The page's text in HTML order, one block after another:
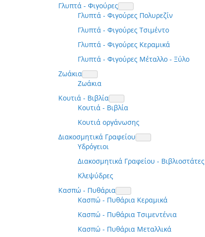
Γλυπτά - Φιγούρες
Γλυπτά - Φιγούρες Πολυρεζίν
Γλυπτά - Φιγούρες Τσιμέντο
Γλυπτά - Φιγούρες Κεραμικά
Γλυπτά - Φιγούρες Μέταλλο - Ξύλο
Ζωάκια
Ζωάκια
Κουτιά - Βιβλία
Κουτιά - Βιβλία
Κουτιά οργάνωσης
Διακοσμητικά Γραφείου
Υδρόγειοι
Διακοσμητικά Γραφείου - Βιβλιοστάτες
Κλεψύδρες
Κασπώ - Πυθάρια
Κασπώ - Πυθάρια Κεραμικά
Κασπώ - Πυθάρια Τσιμεντένια
Κασπώ - Πυθάρια Μεταλλικά